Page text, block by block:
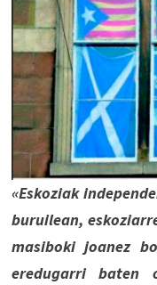
«Eskoziak
buruilean,
masiboki joanez
eredugarri baten